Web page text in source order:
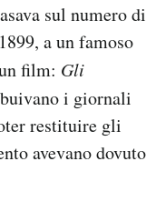
sul numero di
a un famoso
film: Gli
i giornali
restituire gli
avevano dovuto